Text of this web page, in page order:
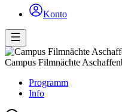
Konto
Campus Filmnächte
Programm
Info